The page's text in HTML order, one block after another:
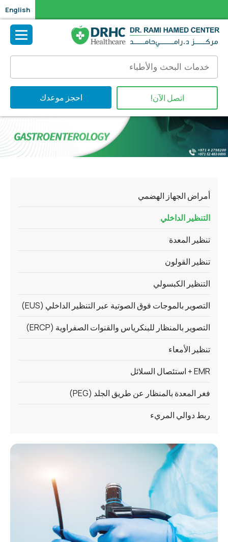
English
احجز موعدك اتصل الآن!
أمراض الجهاز الهضمي
التنظير الداخلي
تنظير المعدة
تنظير القولون
التنظير الكبسولي
التصوير بالموجات فوق الصوتية عبر التنظير الداخلي (EUS)
التصوير بالمنظار للبنكرياس والقنوات الصفراوية (ERCP)
تنظير الأمعاء
EMR + استئصال السلائل
فغر المعدة بالمنظار عن طريق الجلد (PEG)
ربط دوالي المريء